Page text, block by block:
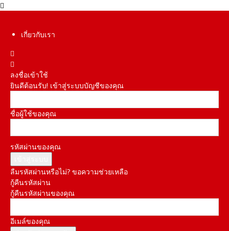
เกี่ยวกับเรา
ลงชื่อเข้าใช้
ยินดีต้อนรับ! เข้าสู่ระบบบัญชีของคุณ
ชื่อผู้ใช้ของคุณ
รหัสผ่านของคุณ
ลืมรหัสผ่านหรือไม่? ขอความช่วยเหลือ
กู้คืนรหัสผ่าน
กู้คืนรหัสผ่านของคุณ
อีเมล์ของคุณ